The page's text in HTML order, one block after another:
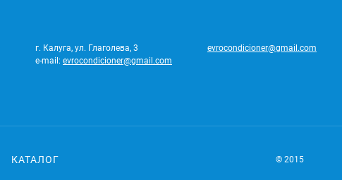
г. Калуга, ул. Глаголева, 3
e-mail: evrocondicioner@gmail.com
evrocondicioner@gmail.com
КАТАЛОГ © 2015